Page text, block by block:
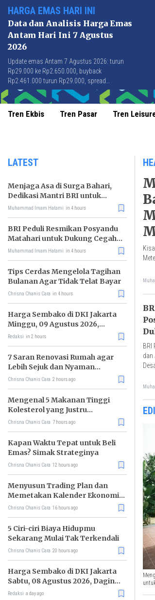
HARGA EMAS HARI INI
Data dan Analisis Harga Emas
Antam Hari Ini 7 Agustus
2026
Update emas Antam 7 Agustus 2026: turun
Rp29.000 ke Rp2.650.000, buyback
Rp2.461.000 turun Rp29.000, spread
Rp189.000 stabil di level terbaik sejak April
2026.
Tren Ekbis Tren Pasar Tren
LATEST
Menjaga Asa di Surga Bahari,
Dedikasi Mantri BRI untuk
Masyarakat Wakatobi
Muhammad Imam Hatami in 4 hours
BRI Peduli Resmikan Posyandu
Matahari untuk Dukung Cegah
Stunting
Muhammad Imam Hatami in 4 hours
Tips Cerdas Mengelola Tagihan
Bulanan Agar Tidak Telat Bayar
Chrisna Chanis Cara in 4 hours
Harga Sembako di DKI Jakarta
Minggu, 09 Agustus 2026,
Daging Sapi Murni (Semur) Naik,
Redaksi in 2 hours
7 Saran Renovasi Rumah agar
Lebih Sejuk dan Nyaman
Ditinggali
Chrisna Chanis Cara 2 hours ago
Mengenal 5 Makanan Tinggi
Kolesterol yang Justru
Menyehatkan
Chrisna Chanis Cara 7 hours ago
Kapan Waktu Tepat untuk Beli
Emas? Simak Strateginya
Chrisna Chanis Cara 12 hours ago
Menyusun Trading Plan dan
Memetakan Kalender Ekonomi
Mingguan
Chrisna Chanis Cara 16 hours ago
5 Ciri-ciri Biaya Hidupmu
Sekarang Mulai Tak Terkendali
Chrisna Chanis Cara 20 hours ago
Harga Sembako di DKI Jakarta
Sabtu, 08 Agustus 2026, Daging
Kambing Naik, Bawang Merah
Redaksi a day ago
BRI
dan